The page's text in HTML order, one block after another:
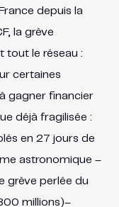
depuis la
la grève
tout le réseau :
certaines
gagner financier
déjà fragilisée :
en 27 jours de
astronomique –
grève perlée du
millions)​–